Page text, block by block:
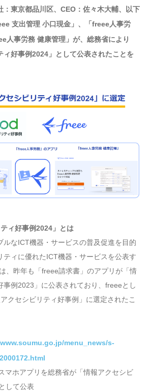
：東京都品川区、CEO：佐々木大輔、以下
支出管理 小口現金」、「freee人事労
人事労務 健康管理」が、総務省により
ィ好事例2024」として公表されたことを
ィ好事例2024」とは
ルなICT機器・サービスの普及促進を目的
ティに優れたICT機器・サービスを公表す
、昨年も「freee請求書」のアプリが「情
事例2023」に公表されており、freeeとし
クセシビリティ好事例」に選定されたこ
menu_news/s-
マホアプリを総務省が「情報アクセシビ
して公表